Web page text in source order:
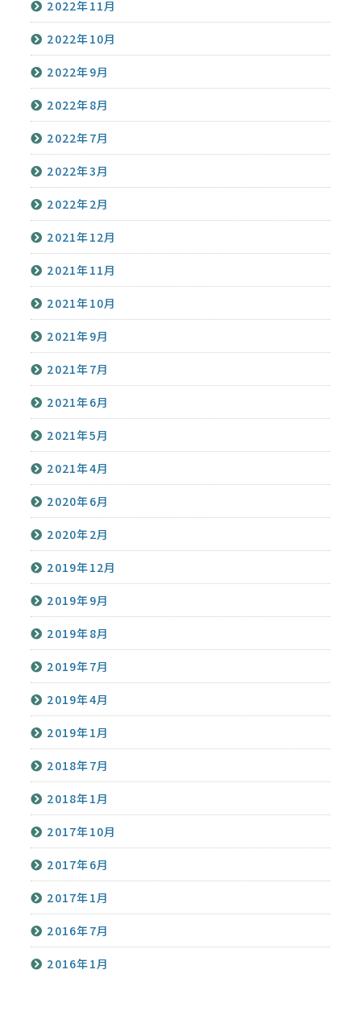
2022年11月
2022年10月
2022年9月
2022年8月
2022年7月
2022年3月
2022年2月
2021年12月
2021年11月
2021年10月
2021年9月
2021年7月
2021年6月
2021年5月
2021年4月
2020年6月
2020年2月
2019年12月
2019年9月
2019年8月
2019年7月
2019年4月
2019年1月
2018年7月
2018年1月
2017年10月
2017年6月
2017年1月
2016年7月
2016年1月